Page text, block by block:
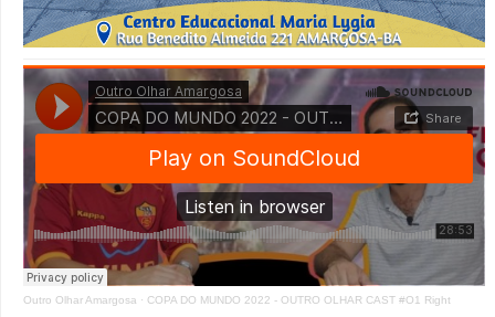
Outro Olhar Amargosa · COPA DO MUNDO 2022 - OUTRO OLHAR CAST #O1 Right